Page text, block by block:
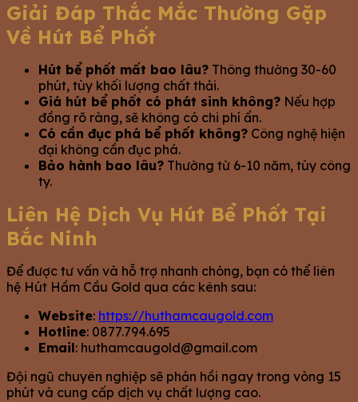
Giải Đáp Thắc Mắc Thường Gặp
Về Hút Bể Phốt
Hút bể phốt mất bao lâu? Thông thường 30-60
phút, tùy khối lượng chất thải.
Giá hút bể phốt có phát sinh không? Nếu hợp
đồng rõ ràng, sẽ không có chi phí ẩn.
Có cần đục phá bể phốt không? Công nghệ hiện
đại không cần đục phá.
Bảo hành bao lâu? Thường từ 6-10 năm, tùy công
ty.
Liên Hệ Dịch Vụ Hút Bể Phốt Tại
Bắc Ninh
Để được tư vấn và hỗ trợ nhanh chóng, bạn có thể liên
hệ Hút Hầm Cầu Gold qua các kênh sau:
Website: https://huthamcaugold.com
Hotline: 0877.794.695
Email: huthamcaugold@gmail.com
Đội ngũ chuyên nghiệp sẽ phản hồi ngay trong vòng 15
phút và cung cấp dịch vụ chất lượng cao.